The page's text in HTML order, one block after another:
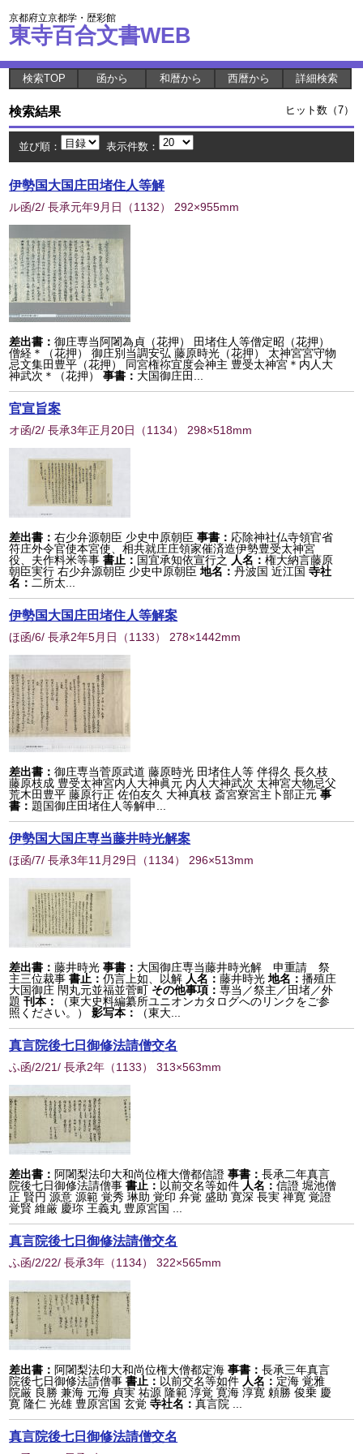
京都府立京都学・歴彩館
東寺百合文書WEB
検索TOP 函から 和暦から 西暦から 詳細検索
検索結果 ヒット数（7）
並び順： 表示件数：
伊勢国大国庄田堵住人等解
ル函/2/ 長承元年9月日 （1132） 292×955mm
差出書：御庄専当阿闍為貞（花押） 田堵住人等僧定昭（花押）
僧経＊（花押） 御庄別当調安弘 藤原時光（花押） 太神宮宮守物
忌文集田豊平（花押） 同宮権祢宜度会神主 豊受太神宮＊内人大
神武次＊（花押）
事書： 大国御庄田...
官宣旨案
オ函/2/ 長承3年正月20日 （1134） 298×518mm
差出書：右少弁源朝臣 少史中原朝臣 事書： 応除神社仏寺領官省
符庄外令官使本宮使、相共就庄庄領家催済造伊勢豊受太神宮
役、夫作料米等事書止： 国宜承知依宣行之 人名：権大納言藤原
朝臣実行 右少弁源朝臣 少史中原朝臣 地名：丹波国 近江国 寺社
名： 二所太...
伊勢国大国庄田堵住人等解案
ほ函/6/ 長承2年5月日 （1133） 278×1442mm
差出書：御庄専当菅原武道 藤原時光 田堵住人等 伴得久 長久枝
藤原枝成 豊受太神宮内人大神眞元 内人大神武次 太神宮大物忌父
荒木田豊平 藤原行正 佐伯友久 大神真枝 斎宮寮宮主卜部正元 事
書： 題国御庄田堵住人等解申...
伊勢国大国庄専当藤井時光解案
ほ函/7/ 長承3年11月29日 （1134） 296×513mm
差出書：藤井時光 事書： 大国御庄専当藤井時光解 申重請 祭
主三位裁事書止：仍言上如、以解 人名：藤井時光 地名：播殖庄
大国御庄 閇丸元並福並菅町 その他事項：専当／祭主／田堵／外
題 刊本：
（東大史料編纂所ユニオンカタログへのリンクをご参
照ください。）
影写本： （東大...
真言院後七日御修法請僧交名
ふ函/2/21/ 長承2年 （1133） 313×563mm
差出書： 阿闍梨法印大和尚位権大僧都信證 事書：長承二年真言
院後七日御修法請僧事 書止： 以前交名等如件 人名：信證 堀池僧
正 賢円 源意 源範 覚秀 琳助 覚印 弁覚 盛助 寛深 長実 禅寛 覚證
覚賢 維厳 慶珎 王義丸 豊原宮国 ...
真言院後七日御修法請僧交名
ふ函/2/22/ 長承3年 （1134） 322×565mm
差出書： 阿闍梨法印大和尚位権大僧都定海 事書：長承三年真言
院後七日御修法請僧事 書止： 以前交名等如件 人名： 定海 覚雅
院厳 良勝 兼海 元海 貞実 祐源 隆範 淳覚 寛海 淳寛 頼勝 俊乗 慶
寛 隆仁 光雄 豊原宮国 玄覚 寺社名：真言院 ...
真言院後七日御修法請僧交名